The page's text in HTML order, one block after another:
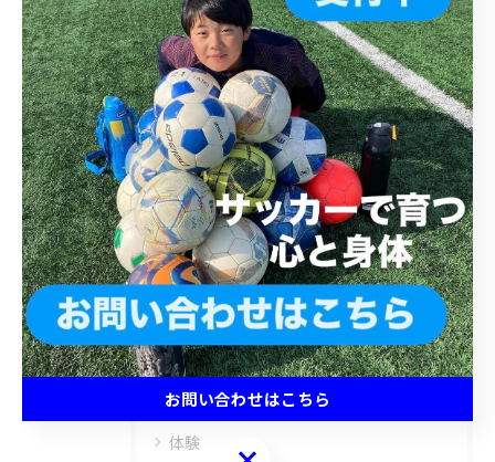
< 前のページ 一覧に戻る 次のページ >
カテゴリー Categories
全てのカテゴリー
キッズ
ジュニア
小学生
中学生
体験
お問い合わせはこちら
お問い合わせはこちら